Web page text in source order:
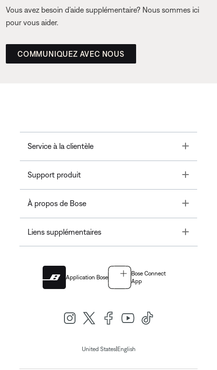
Vous avez besoin d’aide supplémentaire? Nous sommes ici
pour vous aider.
COMMUNIQUEZ AVEC NOUS
Service à la clientèle Toggle
Support produit Toggle
À propos de Bose Toggle
Liens supplémentaires Toggle
Application Bose
Bose Connect
App
United States| English